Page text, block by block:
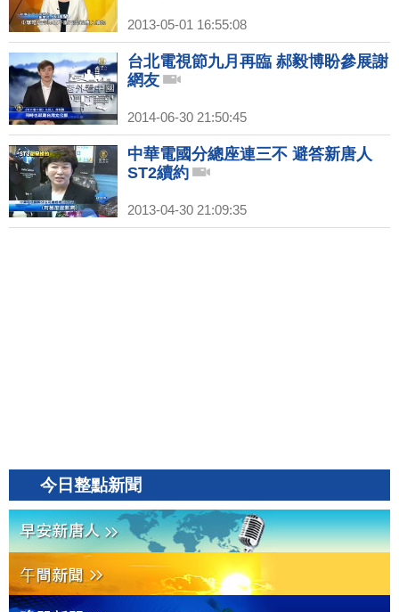
2013-05-01 16:55:08
台北電視節九月再臨 郝毅博盼參展謝
網友
2014-06-30 21:50:45
中華電國分總座連三不 避答新唐人
ST2續約
2013-04-30 21:09:35
今日整點新聞